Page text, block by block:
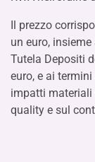
Il prezzo
un euro,
Tutela Depositi
euro, e ai
impatti materiali
quality e sul